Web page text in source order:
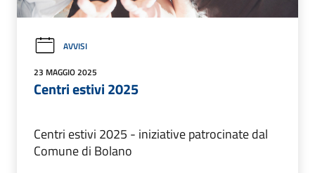
AVVISI
23 MAGGIO 2025
Centri estivi 2025
Centri estivi 2025 - iniziative patrocinate dal
Comune di Bolano